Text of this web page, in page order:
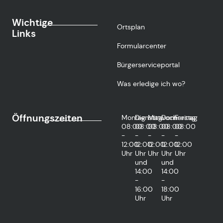
Wichtige
Links
Ortsplan
Formularcenter
Bürgerserviceportal
Was erledige ich wo?
Öffnungszeiten
Montag
08:00
-
12:00
Uhr
Dienstag
08:00
-
12:00
Uhr
und
14:00
-
16:00
Uhr
Mittwoch
08:00
-
12:00
Uhr
Donnerstag
08:00
-
12:00
Uhr
und
14:00
-
18:00
Uhr
Freitag
08:00
-
12:00
Uhr